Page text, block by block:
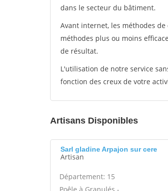
dans le secteur du bâtiment.
Avant internet, les méthodes
méthodes plus ou moins
de résultat.
L'utilisation de notre service
fonction des creux de votre
Artisans Disponibles
Sarl gladine Arpajon sur cere
Artisan
Département: 15